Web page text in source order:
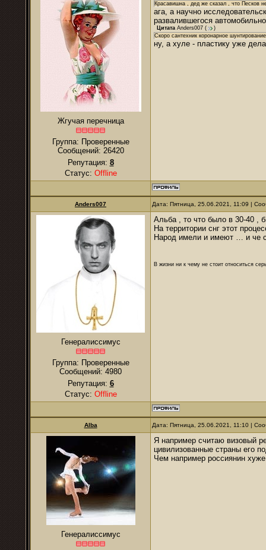
Жгучая перечница
Группа: Проверенные
Сообщений: 26420
Репутация: 8
Статус: Offline
Красавишна , дед же сказал , что Песков
ага, а научно
развалившегося
Цитата Anders007 (
)
Скоро сантехник коронарное
ну, а хуле - пластику уже
Anders007 Дата: Пятница, 25.06.2021, 11:09 |
Генералиссимус
Группа: Проверенные
Сообщений: 4980
Репутация: 6
Статус: Offline
Альба , то что было в 30-40 ,
На территории снг этот
Народ имели и имеют … и че
В жизни ни к чему не стоит относиться
Alba Дата: Пятница, 25.06.2021, 11:10 |
Генералиссимус
Я например считаю визовый
цивилизованные страны его
Чем например россиянин